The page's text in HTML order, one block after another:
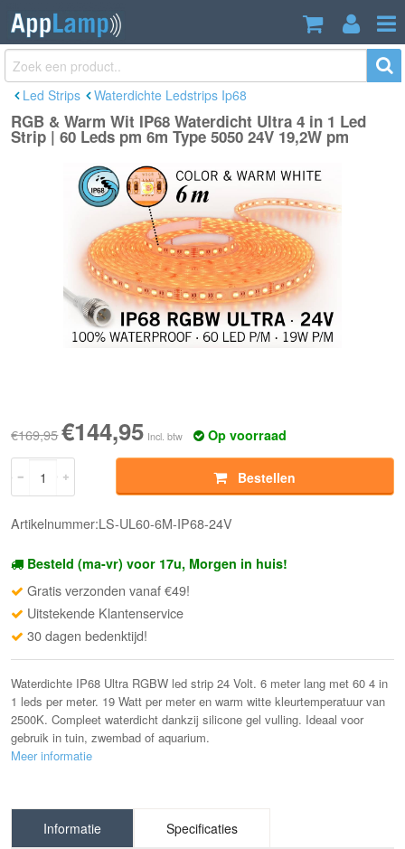
RGB & Warm Wit IP68 Waterdicht Ultra
4 in 1 Led Strip | 60 Leds pm 6m Type
5050 24V 19,2W pm
€169,95
Led Strips Waterdichte Ledstrips Ip68
RGB & Warm Wit IP68 Waterdicht Ultra 4 in 1 Led
Strip | 60 Leds pm 6m Type 5050 24V 19,2W pm
€169,95€144,95 Incl. btw Op voorraad
Bestellen
Artikelnummer:LS-UL60-6M-IP68-24V
Besteld (ma-vr) voor 17u, Morgen in huis!
Gratis verzonden vanaf €49!
Uitstekende Klantenservice
30 dagen bedenktijd!
Waterdichte IP68 Ultra RGBW led strip 24 Volt. 6 meter lang met 60 4 in
1 leds per meter. 19 Watt per meter en warm witte kleurtemperatuur van
2500K. Compleet waterdicht dankzij silicone gel vulling. Ideaal voor
gebruik in tuin, zwembad of aquarium.
Meer informatie
Informatie Specificaties